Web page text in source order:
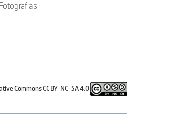
Fotografias
Commons CC BY-NC-SA 4.0